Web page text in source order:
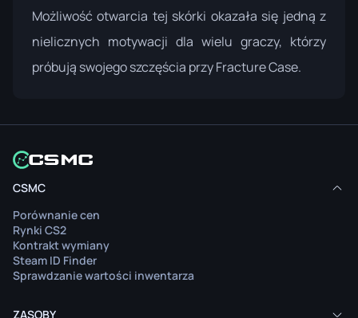
Możliwość otwarcia tej skórki okazała się jedną z
nielicznych motywacji dla wielu graczy, którzy
próbują swojego szczęścia przy Fracture Case.
CSMC
Porównanie cen
Rynki CS2
Kontrakt wymiany
Steam ID Finder
Sprawdzanie wartości inwentarza
ZASOBY